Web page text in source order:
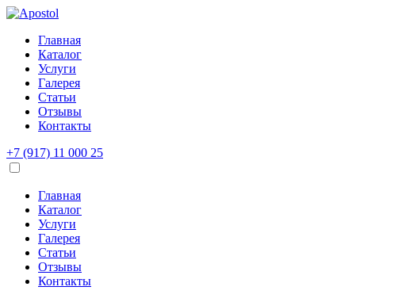
Главная
Каталог
Услуги
Галерея
Статьи
Отзывы
Контакты
+7 (917) 11 000 25
Главная
Каталог
Услуги
Галерея
Статьи
Отзывы
Контакты